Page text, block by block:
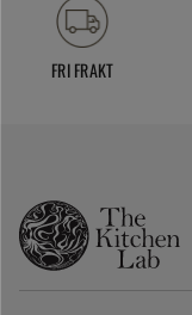
FRI FRAKT